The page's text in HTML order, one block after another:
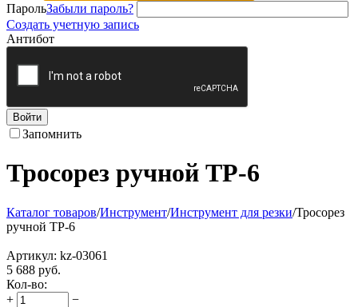
ПарольЗабыли пароль?
Создать учетную запись
Антибот
Войти
Запомнить
Тросорез ручной ТР-6
Каталог товаров/Инструмент/Инструмент для резки/Тросорез
ручной ТР-6
Артикул: kz-03061
5 688 руб.
Кол-во:
+
−